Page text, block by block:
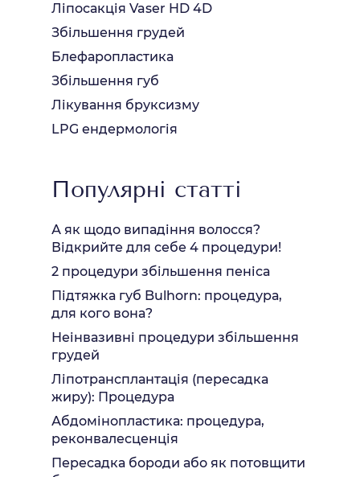
Ліпосакція Vaser HD 4D
Збільшення грудей
Блефаропластика
Збільшення губ
Лікування бруксизму
LPG ендермологія
Популярні статті
А як щодо випадіння волосся?
Відкрийте для себе 4 процедури!
2 процедури збільшення пеніса
Підтяжка губ Bulhorn: процедура,
для кого вона?
Неінвазивні процедури збільшення
грудей
Ліпотрансплантація (пересадка
жиру): Процедура
Абдомінопластика: процедура,
реконвалесценція
Пересадка бороди або як потовщити